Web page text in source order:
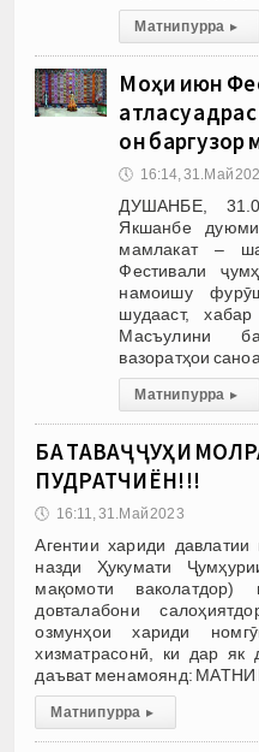
Матни пурра ▸
Моҳи июн
атласу
он баргузор
🕔 16:14, 31.Май
ДУШАНБЕ,
Якшанбе
мамлакат –
Фестивали
намоишу
шудааст,
Масъулини
вазоратҳои
Матни пурра ▸
БА ТАВАҶҶУҲИ
ПУДРАТЧИЁН!!!
🕔 16:11, 31.Май 2023
Агентии хариди
назди Ҳукумати
мақомоти ваколатдор)
довталабони
озмунҳои хариди
хизматрасонӣ, ки дар як
даъват менамоянд:
Матни пурра ▸